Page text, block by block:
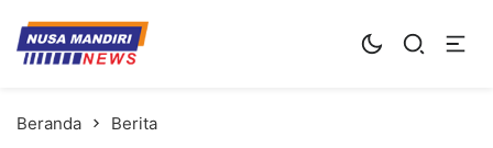
Kampus Digital Bisnis
Universitas Nusa Mandiri
Beranda Berita